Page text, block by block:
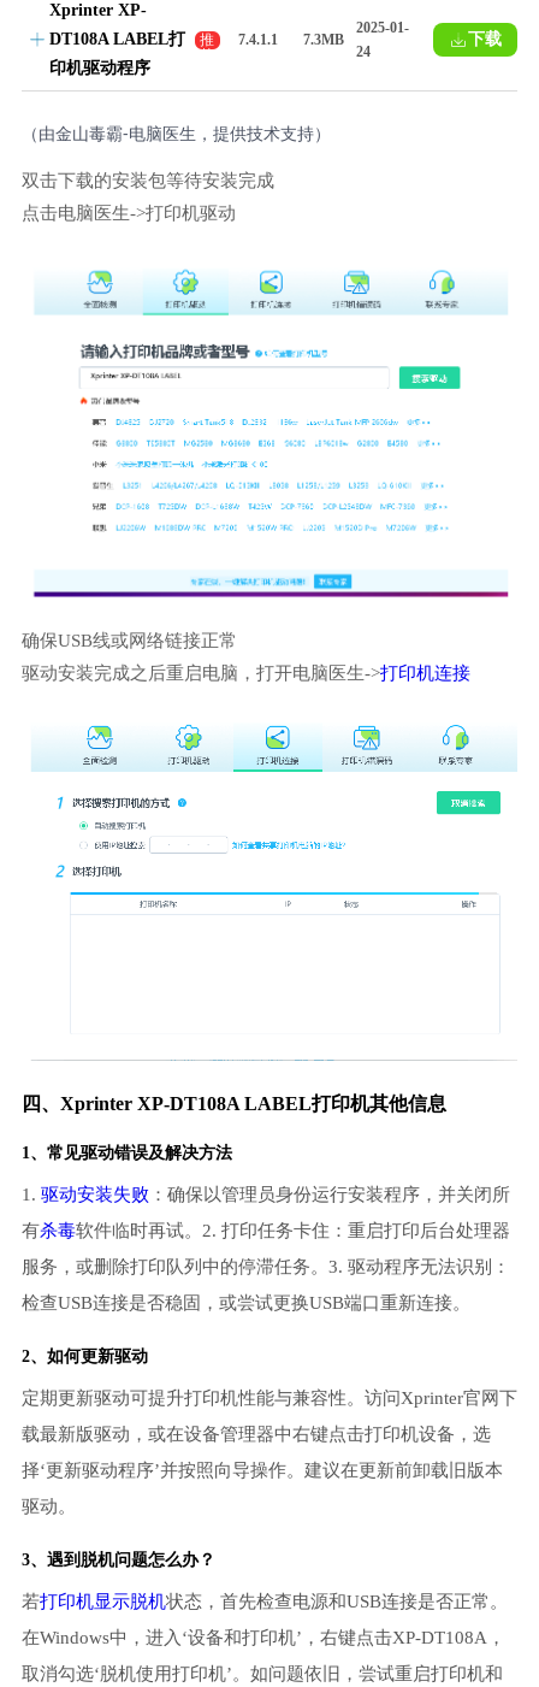
Xprinter XP-
DT108A LABEL打
印机驱动程序
推
荐
7.4.1.1 7.3MB
2025-01-
24
下载
（由金山毒霸-电脑医生，提供技术支持）
双击下载的安装包等待安装完成
点击电脑医生->打印机驱动
确保USB线或网络链接正常
驱动安装完成之后重启电脑，打开电脑医生->打印机连接
四、Xprinter XP-DT108A LABEL打印机其他信息
1、常见驱动错误及解决方法
1. 驱动安装失败：确保以管理员身份运行安装程序，并关闭所
有杀毒软件临时再试。2. 打印任务卡住：重启打印后台处理器
服务，或删除打印队列中的停滞任务。3. 驱动程序无法识别：
检查USB连接是否稳固，或尝试更换USB端口重新连接。
2、如何更新驱动
定期更新驱动可提升打印机性能与兼容性。访问Xprinter官网下
载最新版驱动，或在设备管理器中右键点击打印机设备，选
择‘更新驱动程序’并按照向导操作。建议在更新前卸载旧版本
驱动。
3、遇到脱机问题怎么办？
若打印机显示脱机状态，首先检查电源和USB连接是否正常。
在Windows中，进入‘设备和打印机’，右键点击XP-DT108A，
取消勾选‘脱机使用打印机’。如问题依旧，尝试重启打印机和